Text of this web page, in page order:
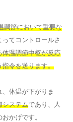
調節において重要な
てコントロールさ
体温調節中枢が反応
指令を送ります。
体温が下がりま
システムであり、人
かげです。